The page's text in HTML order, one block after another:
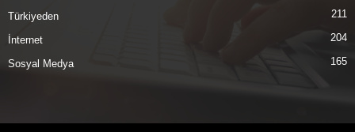
Türkiyeden 211
İnternet 204
Sosyal Medya 165